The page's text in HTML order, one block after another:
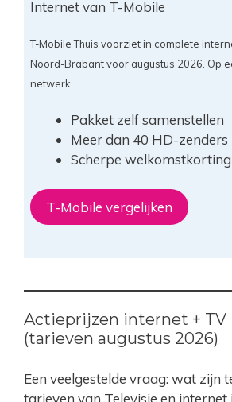
Internet van T-Mobile
T-Mobile Thuis voorziet in complete
Noord-Brabant voor augustus 2026. Op
netwerk.
Pakket zelf samenstellen
Meer dan 40 HD-zenders
Scherpe welkomstkorting
T-Mobile vergelijken
Actieprijzen internet + TV
(tarieven augustus 2026)
Een veelgestelde vraag: wat zijn